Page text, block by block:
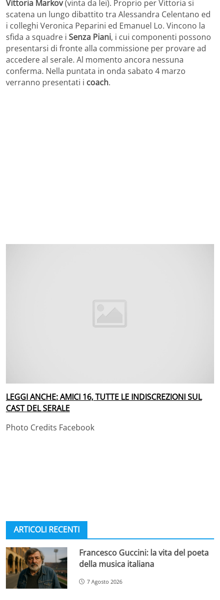
Vittoria Markov(vinta da lei). Proprio per Vittoria si
scatena un lungo dibattito tra Alessandra Celentano ed
i colleghi Veronica Peparini ed Emanuel Lo. Vincono la
sfida a squadre i Senza Piani, i cui componenti possono
presentarsi di fronte alla commissione per provare ad
accedere al serale. Al momento ancora nessuna
conferma. Nella puntata in onda sabato 4 marzo
verranno presentati i coach.
LEGGI ANCHE: AMICI 16, TUTTE LE INDISCREZIONI SUL
CAST DEL SERALE
Photo Credits Facebook
ARTICOLI RECENTI
Francesco Guccini: la vita del poeta
della musica italiana
7 Agosto 2026